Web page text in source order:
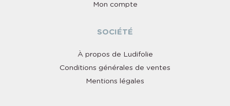
Mon compte
SOCIÉTÉ
À propos de Ludifolie
Conditions générales de ventes
Mentions légales